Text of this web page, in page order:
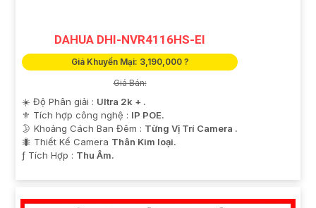
DAHUA DHI-NVR4116HS-EI
Giá Khuyến Mại: 3,190,000 ?
Giá Bán:
☀️ Độ Phân giải : Ultra 2k + .
⚜️ Tích hợp công nghệ : IP POE.
🌛 Khoảng Cách Ban Đêm : Từng Vị Trí Camera .
🐜 Thiết Kế Camera Thân Kim loại.
️ƒ Tích Hợp : Thu Âm.